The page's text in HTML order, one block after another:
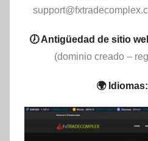
🕖 Antigüedad de sitio
(dominio creado –
🌍 Idiomas: